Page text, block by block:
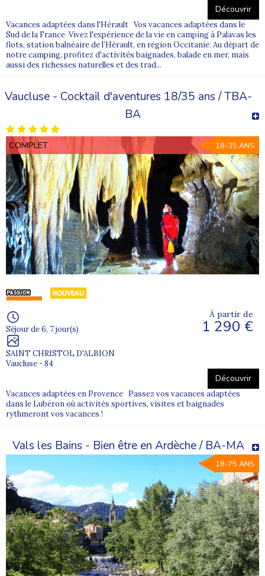
Découvrir
Vacances adaptées dans l'Hérault Vos vacances adaptées dans le
Sud de la France Vivez l'expérience de la vie en camping à Palavas les
flots, station balnéaire de l’Hérault, en région Occitanie. Au départ de
notre camping, profitez d'activités baignades, balade en mer, mais
aussi des richesses naturelles et des trad...
Vaucluse - Cocktail d'aventures 18/35 ans / TBA-
BA
COMPLET 18-35 ANS
Séjour de 6, 7 jour(s)
SAINT CHRISTOL D'ALBION
Vaucluse - 84
À partir de
1 290 €
Découvrir
Vacances adaptées en Provence Passez vos vacances adaptées
dans le Lubéron où activités sportives, visites et baignades
rythmeront vos vacances !
Vals les Bains - Bien être en Ardèche / BA-MA
18-75 ANS